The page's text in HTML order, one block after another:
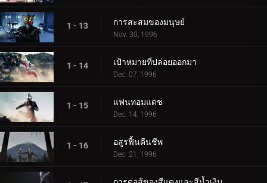
1 - 13 การสะสมของมนุษย์
Nov. 30, 1996
1 - 14 เป้าหมายที่ปล่อยออกมา
Dec. 07, 1996
1 - 15 แฟนทอมแดช
Dec. 14, 1996
1 - 16 อสูรฟื้นคืนชีพ
Dec. 21, 1996